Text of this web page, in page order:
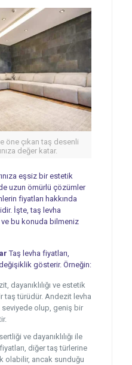
öne çıkan taş desenli
değer katar.
eşsiz bir estetik
de uzun ömürlü çözümler
fiyatları hakkında
İşte, taş levha
ve bu konuda bilmeniz
Taş levha fiyatları,
gösterir. Örneğin:
dayanıklılığı ve estetik
taş türüdür. Andezit levha
olup, geniş bir
ve dayanıklılığı ile
diğer taş türlerine
olabilir, ancak sunduğu